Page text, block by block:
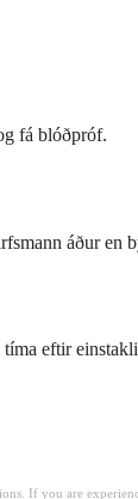
fá blóðpróf.
áður en
eftir
If you are